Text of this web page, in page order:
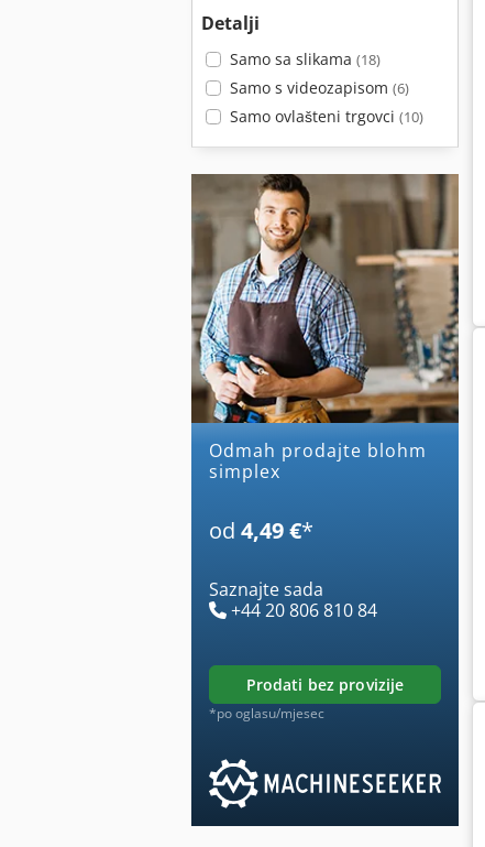
Detalji
Samo sa slikama (18)
Samo s videozapisom (6)
Samo ovlašteni trgovci (10)
Odmah prodajte blohm
simplex
od 4,49 €*
Saznajte sada
+44 20 806 810 84
prodati bez provizije
*po oglasu/mjesec